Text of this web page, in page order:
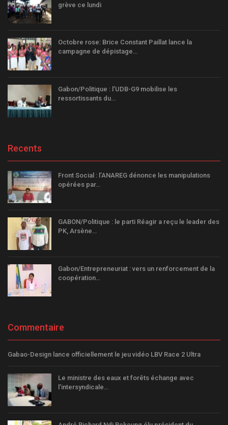
grève ce lundi
Octobre rose: Brice Constant Paillat lance la
campagne de dépistage…
Gabon/Politique : l’UDB-G9 mobilise les
ressortissants du…
Recents
Front Social : l’ANAREG dénonce les manipulations
opérées par…
GABON/Politique : le parti Réagir a reçu le leader des
PK, Arsène…
Gabon/Entrepreneuriat : vers un renforcement de la
coopération…
Commentaire
Gabao-Design lance officiellement le jeu vidéo LBV Race 2 Ultra
Le ministre des eaux et forêts échange avec
l’intersyndicale…